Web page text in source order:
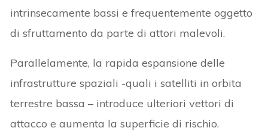
intrinsecamente bassi e frequentemente oggetto
di sfruttamento da parte di attori malevoli.
Parallelamente, la rapida espansione delle
infrastrutture spaziali -quali i satelliti in orbita
terrestre bassa – introduce ulteriori vettori di
attacco e aumenta la superficie di rischio.